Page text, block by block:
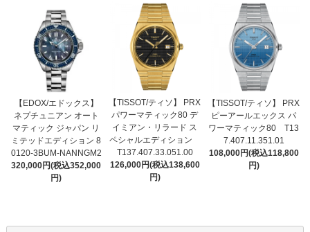
【EDOX/エドックス】
ネプチュニアン オート
マティック ジャパン リ
ミテッドエディション 8
0120-3BUM-NANNGM2
320,000円(税込352,000
円)
【TISSOT/ティソ】 PRX
パワーマティック80 デ
イミアン・リラード ス
ペシャルエディション
T137.407.33.051.00
126,000円(税込138,600
円)
【TISSOT/ティソ】 PRX
ピーアールエックス パ
ワーマティック80 T13
7.407.11.351.01
108,000円(税込118,800
円)